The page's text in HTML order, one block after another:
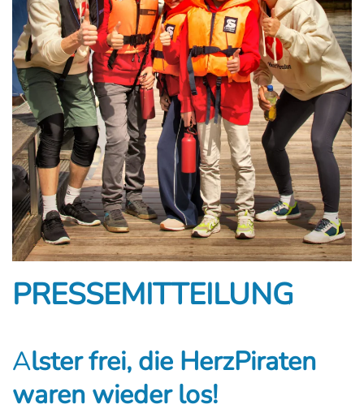
PRESSEMITTEILUNG
Alster frei, die HerzPiraten
waren wieder los!